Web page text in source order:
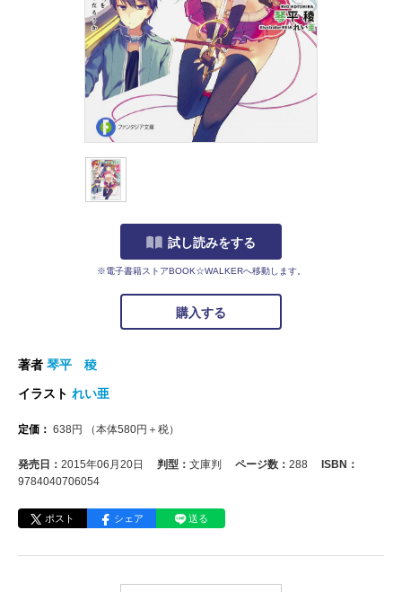
試し読みをする
※電子書籍ストアBOOK☆WALKERへ移動します。
購入する
著者 琴平 稜
イラスト れい亜
定価： 638円 （本体580円＋税）
発売日： 2015年06月20日 判型： 文庫判 ページ数： 288
ISBN：
9784040706054
ポスト シェア 送る